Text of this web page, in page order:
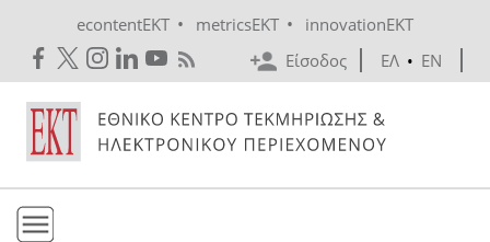
econtentEKT • metricsEKT •
innovationEKT
Είσοδος
ΕΛ • EN